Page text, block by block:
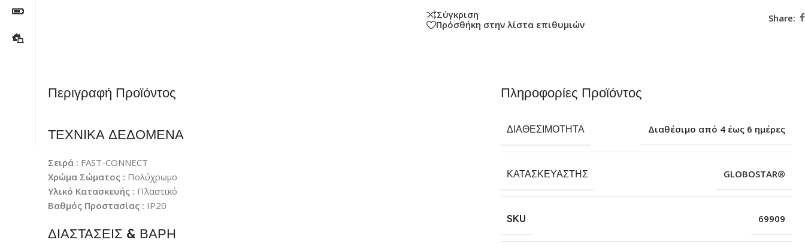
Σύγκριση
Πρόσθήκη στην λίστα επιθυμιών
Share:
Περιγραφή Προϊόντος
ΤΕΧΝΙΚΑ ΔΕΔΟΜΕΝΑ
Σειρά : FAST-CONNECT
Χρώμα Σώματος : Πολύχρωμο
Υλικό Κατασκευής : Πλαστικό
Βαθμός Προστασίας : IP20
ΔΙΑΣΤΑΣΕΙΣ & ΒΑΡΗ
Πληροφορίες Προϊόντος
ΔΙΑΘΕΣΙΜΌΤΗΤΑ Διαθέσιμο από 4 έως 6 ημέρες
ΚΑΤΑΣΚΕΥΑΣΤΉΣ GLOBOSTAR®
SKU 69909